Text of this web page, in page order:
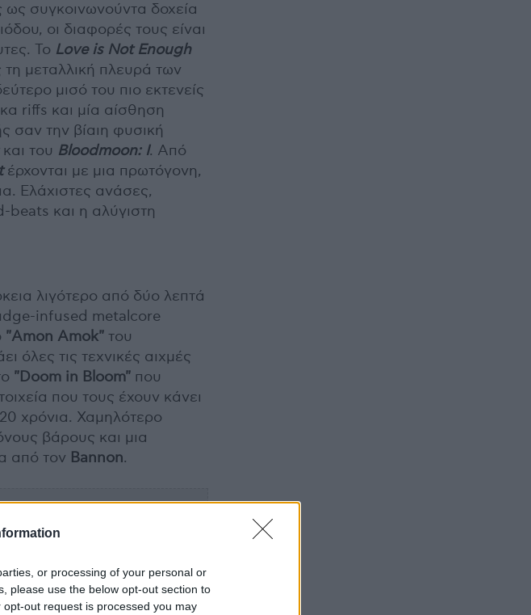
or processing of your personal or
please use the below opt-out section to
out request is processed you may
συγκοινωνούντα δοχεία
οι διαφορές τους είναι
Το Love is Not Enough
μεταλλική πλευρά των
μισό του πιο εκτενείς
riffs και μία αίσθηση
σαν την βίαιη φυσική
και του Bloodmoon: I. Από
έρχονται με μια πρωτόγονη,
Ελάχιστες ανάσες,
beats και η αλύγιστη
λιγότερο από δύο λεπτά
infused metalcore
"Amon Amok" του
όλες τις τεχνικές αιχμές
"Doom in Bloom" που
που τους έχουν κάνει
χρόνια. Χαμηλότερο
βάρους και μια
από τον Bannon.